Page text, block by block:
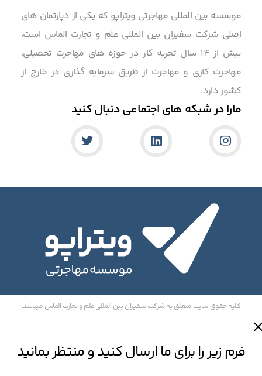
موسسه بین المللی مهاجرتی ویتراپو که یکی از دپارتمان های
اصلی شرکت سفیران بین المللی علم و تجارت الماس است،
بیش از 14 سال تجربه کار در حوزه های مهاجرت تحصیلی،
مهاجرت کاری و مهاجرت از طریق سرمایه گذاری در خارج از
کشور دارد.
مارا در شبکه های اجتماعی دنبال کنید
کلیه حقوق سایت متعلق به شرکت سفیران بین المللی علم و تجارت الماس میباشد.
فرم زیر را برای ما ارسال کنید و منتظر بمانید